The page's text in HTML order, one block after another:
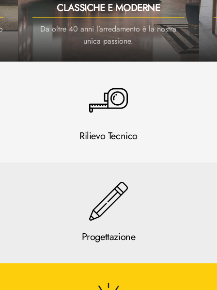
CLASSICHE E MODERNE
Da oltre 40 anni l’arredamento è la nostra
unica passione.
Rilievo Tecnico
Progettazione